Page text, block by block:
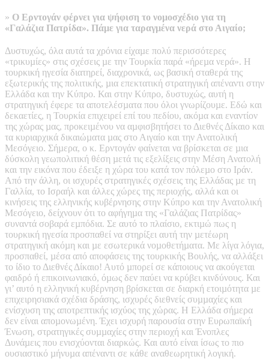
» Ο Ερντογάν φέρνει για ψήφιση το νοµοσχέδιο για τη
«Γαλάζια Πατρίδα». Πάµε για ταραγµένα νερά στο Αιγαίο;
Δυστυχώς, όλα αυτά τα χρόνια είχαµε πολύ περισσότερες
«τρικυµίες» στις σχέσεις µε την Τουρκία παρά «ήρεµα νερά». Η
τουρκική ηγεσία διατηρεί, διαχρονικά, ως βασική σταθερά της
εξωτερικής της πολιτικής, µια επεκτατική στρατηγική απέναντι στην
Ελλάδα και την Κύπρο. Και στην Κύπρο, δυστυχώς, αυτή η
στρατηγική έφερε τα αποτελέσµατα που όλοι γνωρίζουµε. Εδώ και
δεκαετίες, η Τουρκία επιχειρεί επί του πεδίου, ακόµα και εναντίον
της χώρας µας, προκειµένου να αµφισβητήσει το Διεθνές Δίκαιο και
τα κυριαρχικά δικαιώµατα µας στο Αιγαίο και την Ανατολική
Μεσόγειο. Σήµερα, ο κ. Ερντογάν φαίνεται να βρίσκεται σε µια
δύσκολη γεωπολιτική θέση µετά τις εξελίξεις στην Μέση Ανατολή
και την εικόνα που έδειξε η χώρα του κατά τον πόλεµο στο Ιράν.
Από την άλλη, οι ισχυρές στρατηγικές σχέσεις της Ελλάδας µε τη
Γαλλία, το Ισραήλ και άλλες χώρες της περιοχής, αλλά και οι
κινήσεις της ελληνικής κυβέρνησης στην Κύπρο και την Ανατολική
Μεσόγειο, δείχνουν ότι το αφήγηµα της «Γαλάζιας Πατρίδας»
συναντά σοβαρά εµπόδια. Σε αυτό το πλαίσιο, εκτιµώ πως η
τουρκική ηγεσία προσπαθεί να στηρίξει αυτή την µετέωρη
στρατηγική ακόµη και µε εσωτερικά νοµοθετήµατα. Με λίγα λόγια,
προσπαθεί, µέσα από αποφάσεις της τουρκικής Βουλής, να αλλάξει
το ίδιο το Διεθνές Δίκαιο! Αυτό µπορεί σε κάποιους να ακούγεται
φαιδρό ή επικοινωνιακό, όµως δεν παύει να κρύβει κινδύνους. Και
γι’ αυτό η ελληνική κυβέρνηση βρίσκεται σε διαρκή ετοιµότητα µε
επιχειρησιακά σχέδια δράσης, ισχυρές διεθνείς συµµαχίες και
ενίσχυση της αποτρεπτικής ισχύος της χώρας. Η Ελλάδα σήµερα
δεν είναι αποµονωµένη. Έχει ισχυρή παρουσία στην Ευρωπαϊκή
Ένωση, στρατηγικές συµµαχίες στην περιοχή και Ένοπλες
Δυνάµεις που ενισχύονται διαρκώς. Και αυτό είναι ίσως το πιο
ουσιαστικό µήνυµα απέναντι σε κάθε αναθεωρητική λογική.